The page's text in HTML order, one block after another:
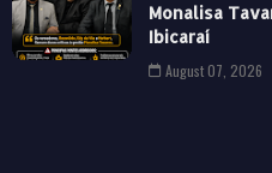
Monalisa
Ibicaraí
August 07, 2026